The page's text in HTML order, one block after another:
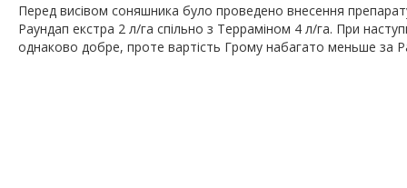
Перед висівом соняшника було проведено внесення
Раундап екстра 2 л/га спільно з Терраміном 4 л/га. При
однаково добре, проте вартість Грому набагато меньше за